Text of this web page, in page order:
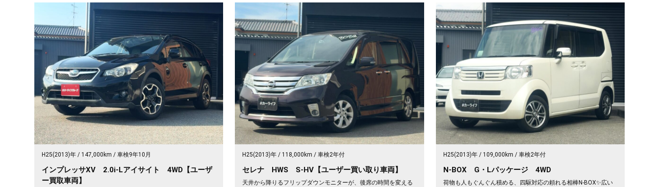
H25(2013)年 147,000km 車検9年10月
インプレッサXV 2.0i-Lアイサイト 4WD【ユーザ
ー買取車両】
H25(2013)年 118,000km 車検2年付
セレナ HWS S-HV【ユーザー買い取り車両】
天井から降りるフリップダウンモニターが、後席の時間を変える
H25(2013)年 109,000km 車検2年付
N-BOX G・Lパッケージ 4WD
荷物も人もぐんぐん積める、四駆対応の頼れる相棒N-BOX✨広い